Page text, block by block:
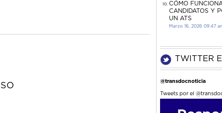
CÓMO
CANDIDATOS Y
UN ATS
Marzo 16, 2026 09:47
TWITTER
@transdocnoticia
Tweets por el